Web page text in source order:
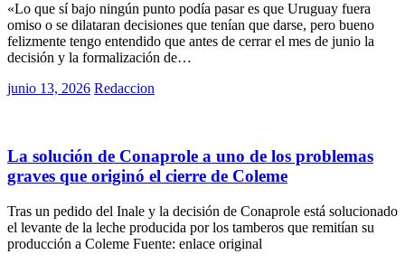
«Lo que sí bajo ningún punto podía pasar es que Uruguay fuera
omiso o se dilataran decisiones que tenían que darse, pero bueno
felizmente tengo entendido que antes de cerrar el mes de junio la
decisión y la formalización de…
Posted
junio 13, 2026 Redaccion
La solución de Conaprole a uno de los problemas
graves que originó el cierre de Coleme
Tras un pedido del Inale y la decisión de Conaprole está solucionado
el levante de la leche producida por los tamberos que remitían su
producción a Coleme Fuente: enlace original